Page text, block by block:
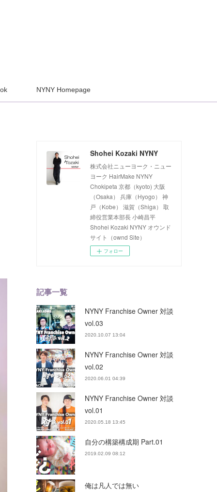
NYNY Homepage
Shohei Kozaki NYNY
株式会社ニューヨーク・ニュー
ヨーク HairMake NYNY
Chokipeta 京都（kyoto) 大阪
（Osaka） 兵庫（Hyogo） 神
戸（Kobe） 滋賀（Shiga） 取
締役営業本部長 小崎昌平
Shohei Kozaki NYNY オウンド
サイト（ownd Site）
フォロー
記事一覧
NYNY Franchise Owner 対談
vol.03
2020.10.07 13:04
NYNY Franchise Owner 対談
vol.02
2020.06.01 04:39
NYNY Franchise Owner 対談
vol.01
2020.05.18 13:45
自分の構築構成期 Part.01
2019.02.09 08:12
俺は凡人では無い